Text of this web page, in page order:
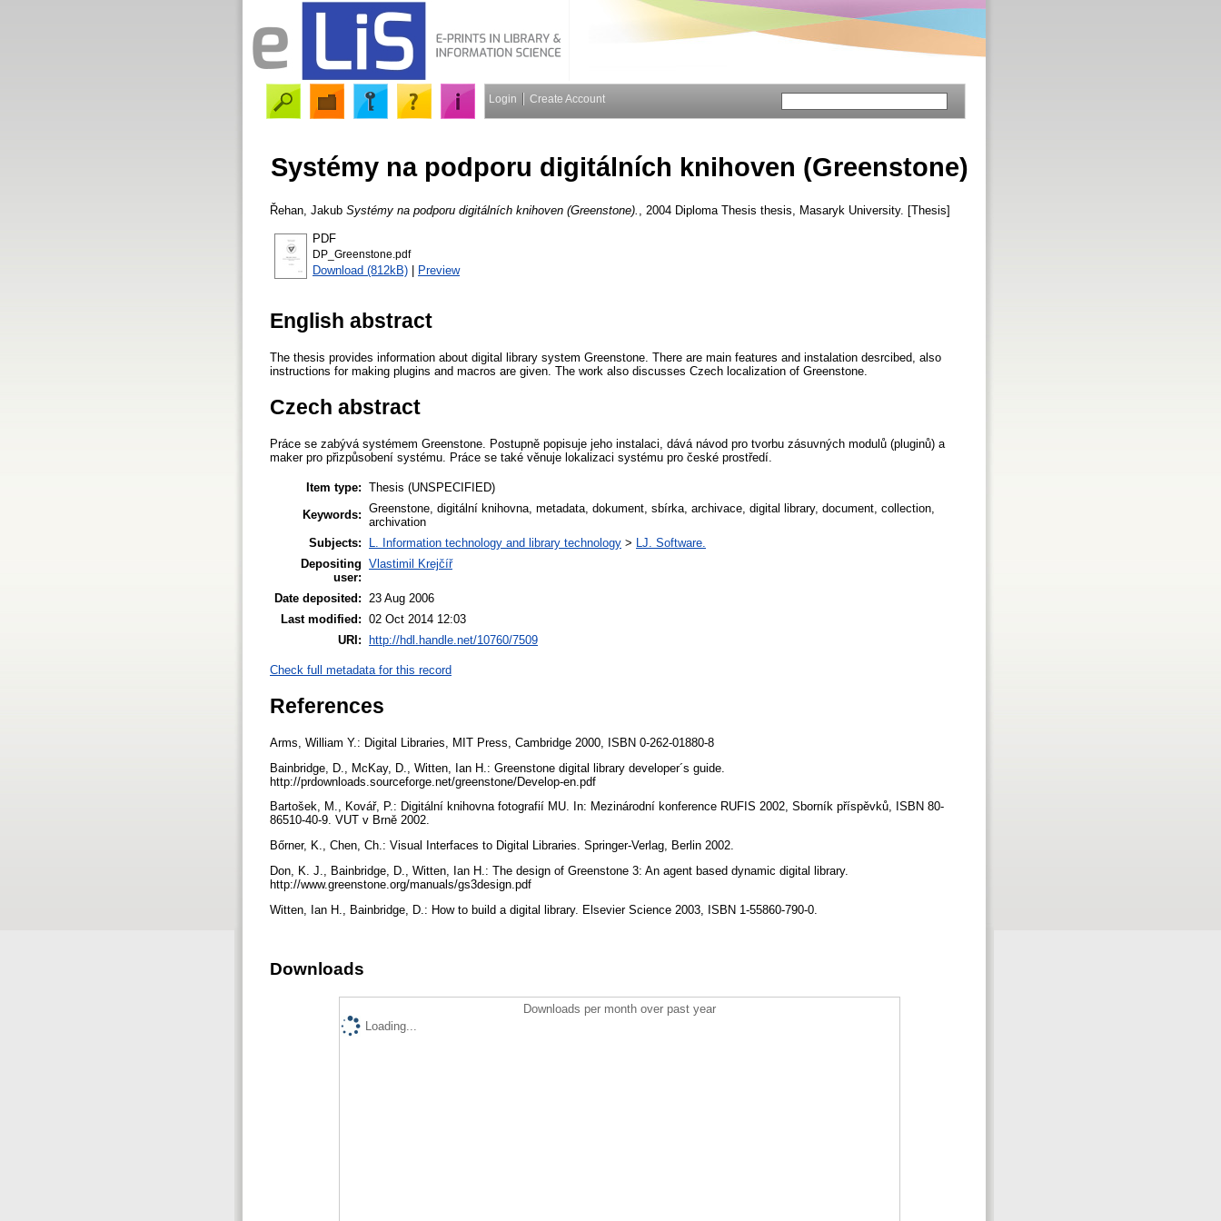
Login Create Account
Systémy na podporu digitálních knihoven (Greenstone)
Řehan, Jakub Systémy na podporu digitálních knihoven (Greenstone). , 2004 Diploma Thesis thesis, Masaryk University. [Thesis]
PDF
DP_Greenstone.pdf
Download (812kB) | Preview
English abstract
The thesis provides information about digital library system Greenstone. There are main features and instalation desrcibed, also
instructions for making plugins and macros are given. The work also discusses Czech localization of Greenstone.
Czech abstract
Práce se zabývá systémem Greenstone. Postupně popisuje jeho instalaci, dává návod pro tvorbu zásuvných modulů (pluginů) a
maker pro přizpůsobení systému. Práce se také věnuje lokalizaci systému pro české prostředí.
Item type: Thesis (UNSPECIFIED)
Keywords: Greenstone, digitální knihovna, metadata, dokument, sbírka, archivace, digital library, document, collection,
archivation
Subjects:
L. Information technology and library technology >
LJ. Software.
Depositing
user:
Vlastimil Krejčíř
Date deposited:
23 Aug 2006
Last modified: 02 Oct 2014 12:03
URI:
http://hdl.handle.net/10760/7509
Check full metadata for this record
References
Arms, William Y.: Digital Libraries, MIT Press, Cambridge 2000, ISBN 0-262-01880-8
Bainbridge, D., McKay, D., Witten, Ian H.: Greenstone digital library developer´s guide.
http://prdownloads.sourceforge.net/greenstone/Develop-en.pdf
Bartošek, M., Kovář, P.: Digitální knihovna fotografií MU. In: Mezinárodní konference RUFIS 2002, Sborník příspěvků, ISBN 80-
86510-40-9. VUT v Brně 2002.
Bőrner, K., Chen, Ch.: Visual Interfaces to Digital Libraries. Springer-Verlag, Berlin 2002.
Don, K. J., Bainbridge, D., Witten, Ian H.: The design of Greenstone 3: An agent based dynamic digital library.
http://www.greenstone.org/manuals/gs3design.pdf
Witten, Ian H., Bainbridge, D.: How to build a digital library. Elsevier Science 2003, ISBN 1-55860-790-0.
Downloads
Downloads per month over past year
Loading...